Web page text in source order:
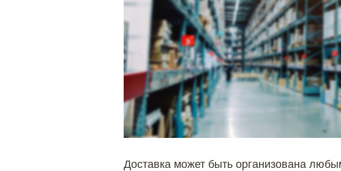
Доставка может быть организована